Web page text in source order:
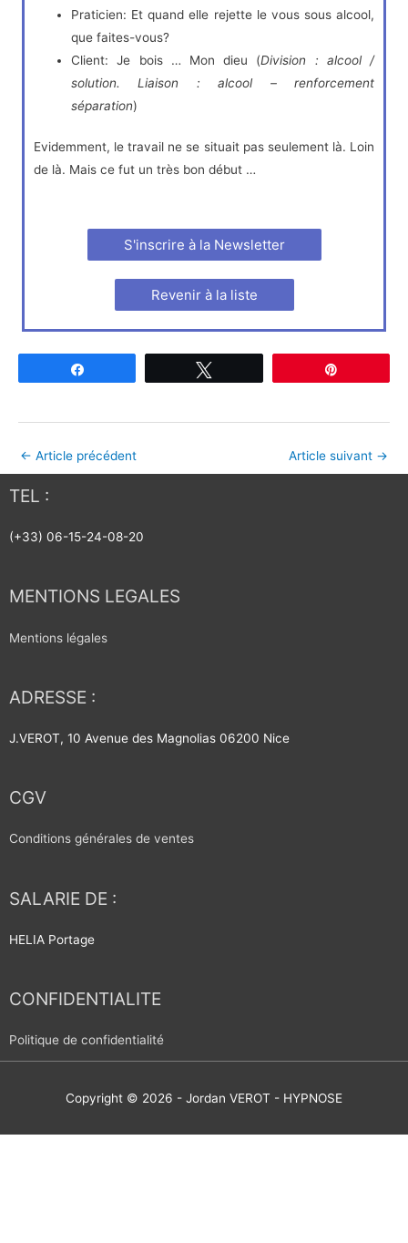
Praticien: Et quand elle rejette le vous sous alcool,
que faites-vous?
Client: Je bois … Mon dieu (Division : alcool /
solution. Liaison : alcool – renforcement
séparation)
Evidemment, le travail ne se situait pas seulement là. Loin
de là. Mais ce fut un très bon début …
S'inscrire à la Newsletter
Revenir à la liste
← Article précédent Article suivant →
TEL :
(+33) 06-15-24-08-20
MENTIONS LEGALES
Mentions légales
ADRESSE :
J.VEROT, 10 Avenue des Magnolias 06200 Nice
CGV
Conditions générales de ventes
SALARIE DE :
HELIA Portage
CONFIDENTIALITE
Politique de confidentialité
Copyright © 2026 - Jordan VEROT - HYPNOSE